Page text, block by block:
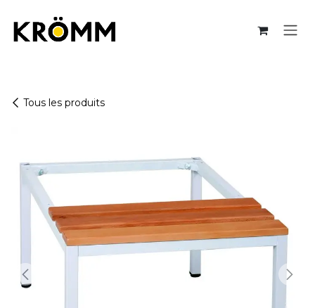
Tous les produits